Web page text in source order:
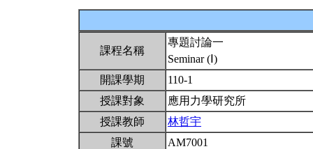
課程名稱
專題討論一
Seminar (Ⅰ)
開課學期
110-1
授課對象
應用力學研究所
授課教師
林哲宇
課號
AM7001